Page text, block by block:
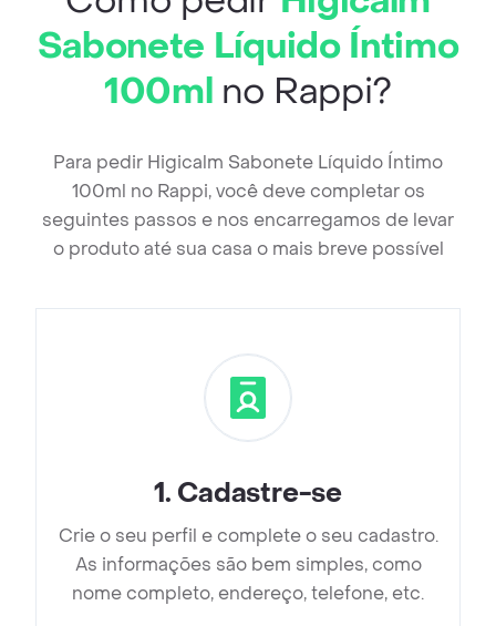
Sabonete Líquido Íntimo
100ml no Rappi?
Para pedir Higicalm Sabonete Líquido Íntimo
100ml no Rappi, você deve completar os
seguintes passos e nos encarregamos de levar
o produto até sua casa o mais breve possível
1. Cadastre-se
Crie o seu perfil e complete o seu cadastro.
As informações são bem simples, como
nome completo, endereço, telefone, etc.